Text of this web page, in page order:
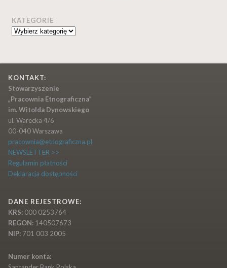
KATEGORIE
Kategorie
KONTAKT:
Stowarzyszenie
„Pracownia Etnograficzna”
im. Witolda Dynowskiego
ul. Warecka 4/6
00-040 Warszawa
pracownia@etnograficzna.pl
NEWSLETTER >>
Regulamin płatności
Deklaracja dostępności
DANE REJESTROWE:
KRS:000 0253764
REGON:140507673
NIP:701 003 2005
Numer konta: